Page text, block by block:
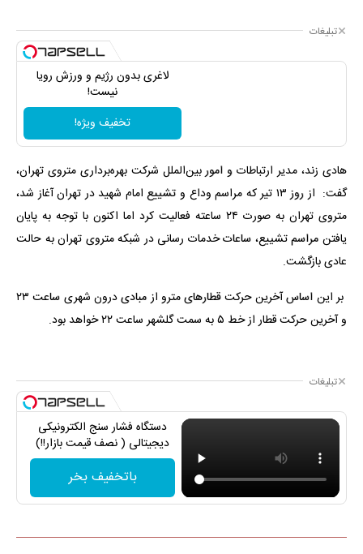
تبلیغات
لاغری بدون رژیم و ورزش رویا
نیست!
تخفیف ویژه!
هادی زند، مدیر ارتباطات و امور بین‌الملل شرکت بهره‌برداری متروی تهران،
گفت: از روز ۱۳ تیر که مراسم وداع و تشییع امام شهید در تهران آغاز شد،
متروی تهران به صورت ۲۴ ساعته فعالیت کرد اما اکنون با توجه به پایان
یافتن مراسم تشییع، ساعات خدمات رسانی در شبکه متروی تهران به حالت
عادی بازگشت.
بر این اساس آخرین حرکت قطارهای مترو از مبادی درون شهری ساعت ۲۳
و آخرین حرکت قطار از خط ۵ به سمت گلشهر ساعت ۲۲ خواهد بود.
تبلیغات
دستگاه فشار سنج الکترونیکی
دیجیتالی ( نصف قیمت بازار!!)
باتخفیف بخر